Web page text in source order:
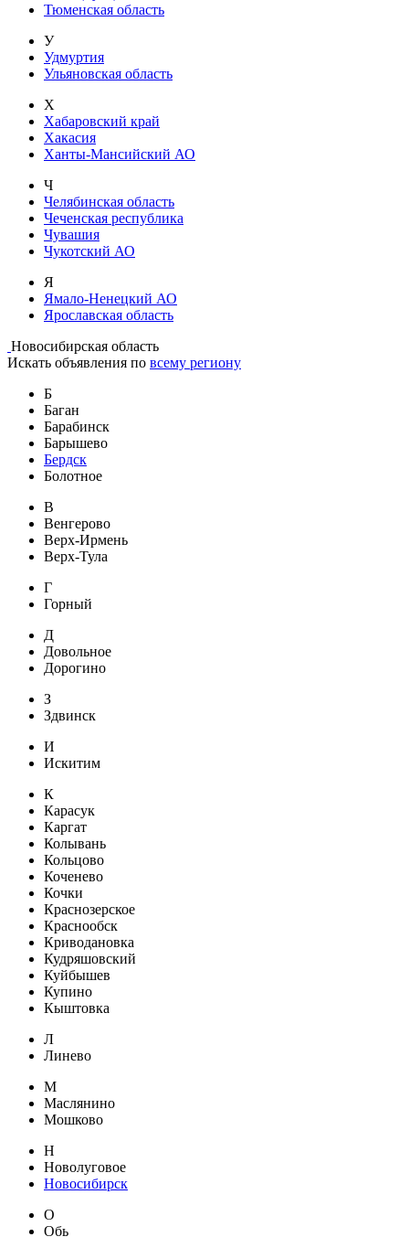
Тюменская область
У
Удмуртия
Ульяновская область
Х
Хабаровский край
Хакасия
Ханты-Мансийский АО
Ч
Челябинская область
Чеченская республика
Чувашия
Чукотский АО
Я
Ямало-Ненецкий АО
Ярославская область
Новосибирская область
Искать объявления по всему региону
Б
Баган
Барабинск
Барышево
Бердск
Болотное
В
Венгерово
Верх-Ирмень
Верх-Тула
Г
Горный
Д
Довольное
Дорогино
З
Здвинск
И
Искитим
К
Карасук
Каргат
Колывань
Кольцово
Коченево
Кочки
Краснозерское
Краснообск
Криводановка
Кудряшовский
Куйбышев
Купино
Кыштовка
Л
Линево
М
Маслянино
Мошково
Н
Новолуговое
Новосибирск
О
Обь